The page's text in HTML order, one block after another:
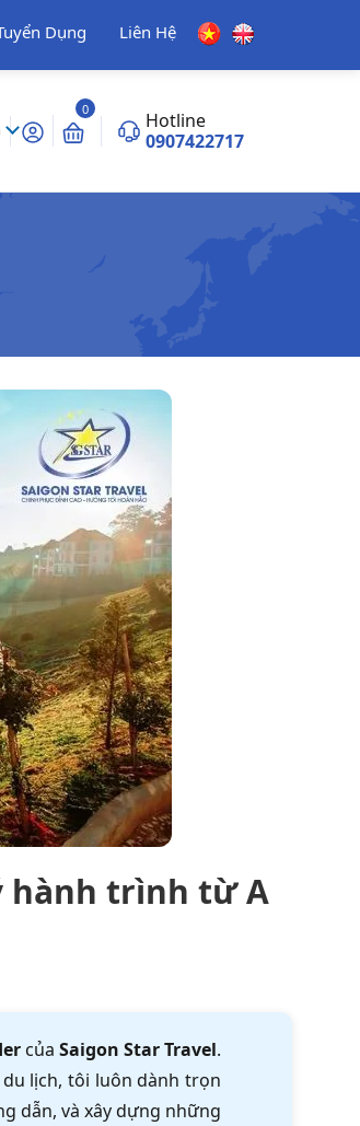
Dụng Liên Hệ
0
Hotline
0907422717
hành trình từ A
của Saigon Star Travel.
lịch, tôi luôn dành trọn
dẫn, và xây dựng những